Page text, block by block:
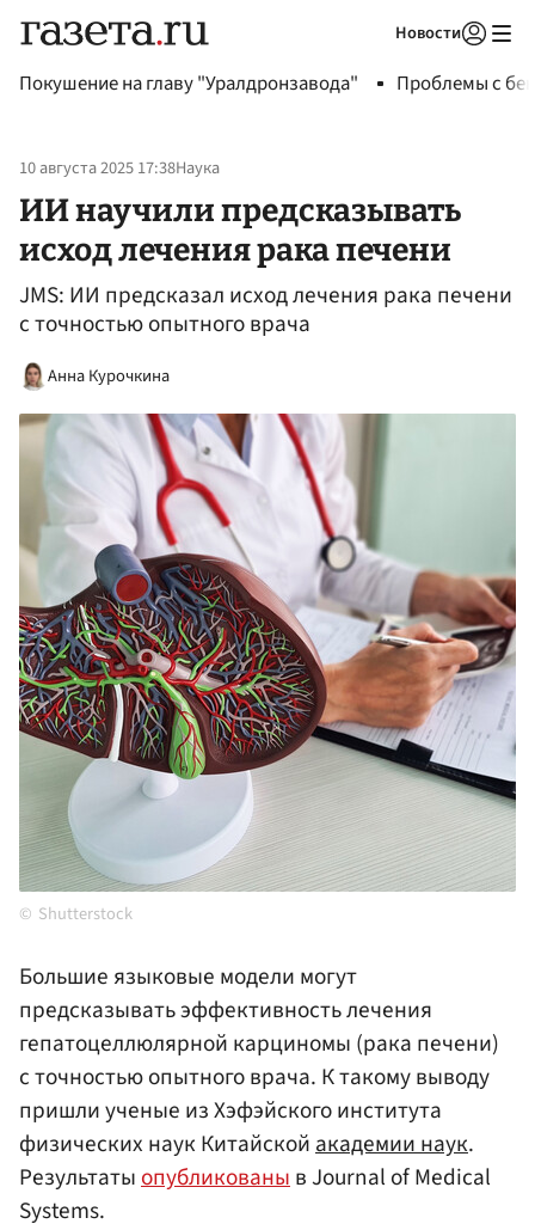
Новости
Покушение на главу "Уралдронзавода" Проблемы с
10 августа 2025 17:38Наука
ИИ научили предсказывать
исход лечения рака печени
JMS: ИИ предсказал исход лечения рака печени
с точностью опытного врача
Анна Курочкина
Shutterstock
Большие языковые модели могут
предсказывать эффективность лечения
гепатоцеллюлярной карциномы (рака печени)
с точностью опытного врача. К такому выводу
пришли ученые из Хэфэйского института
физических наук Китайскойакадемии наук.
Результатыопубликованыв Journal of Medical
Systems.